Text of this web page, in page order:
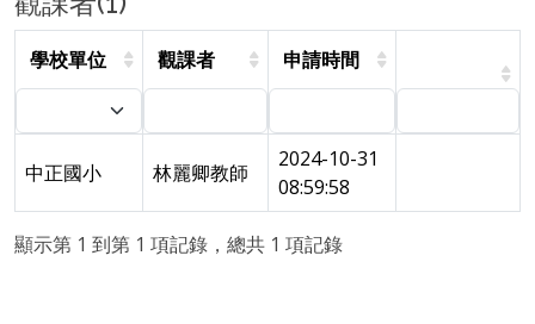
學校單位 觀課者 申請時間
中正國小 林麗卿教師
2024-10-31
08:59:58
顯示第 1 到第 1 項記錄，總共 1 項記錄